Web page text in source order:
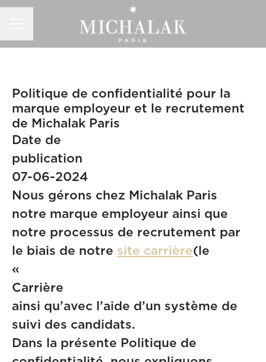
MENU CARRIÈRE
Politique de confidentialité pour la
marque employeur et le recrutement
de Michalak Paris
Date de
07-06-2024
Nous gérons chez Michalak Paris
notre marque employeur ainsi que
notre processus de recrutement par
le biais de notre site carrière(le
«
ainsi qu’avec l’aide d’un système de
suivi des candidats.
Dans la présente Politique de